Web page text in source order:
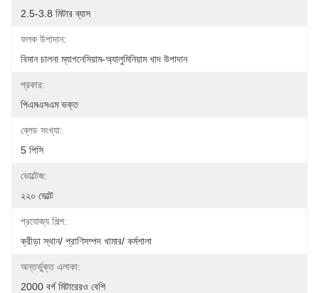
2.5-3.8 মিটার ব্যাস
ফলক উপাদান:
বিমান চালনা ম্যাগনেসিয়াম-অ্যালুমিনিয়াম খাদ উপাদান
প্রকার:
পিএমএসএম ভক্ত
ব্লেড সংখ্যা:
5 পিসি
ভোল্টেজ:
২২০ ভোল্ট
প্রযোজ্য শিল্প:
ক্রীড়া স্থান/ প্রাণিসম্পদ খামার/ কর্মশালা
অন্তর্ভুক্ত এলাকা:
2000 বর্গ মিটারেরও বেশি